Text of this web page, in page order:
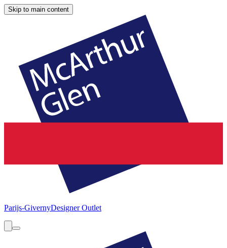
Skip to main content
Parijs-GivernyDesigner Outlet